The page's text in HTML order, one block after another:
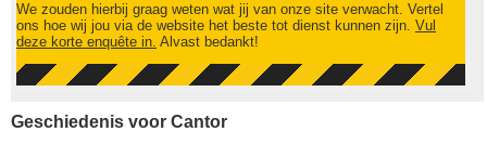
We zouden hierbij graag weten wat jij van onze site verwacht. Vertel
ons hoe wij jou via de website het beste tot dienst kunnen zijn. Vul
deze korte enquête in. Alvast bedankt!
Geschiedenis voor Cantor